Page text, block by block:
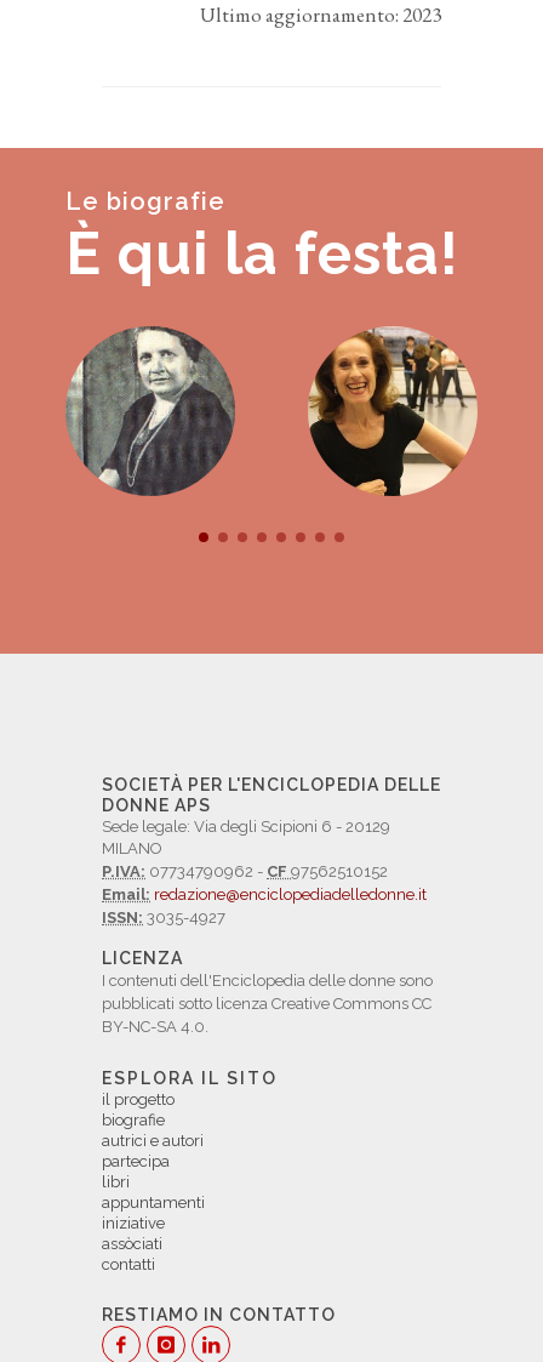
Ultimo aggiornamento: 2023
Le biografie
È qui la festa!
SOCIETÀ PER L'ENCICLOPEDIA DELLE
DONNE APS
Sede legale: Via degli Scipioni 6 - 20129
MILANO
P.IVA: 07734790962 - CF 97562510152
Email: redazione@enciclopediadelledonne.it
ISSN: 3035-4927
LICENZA
I contenuti dell'Enciclopedia delle donne sono
pubblicati sotto licenza Creative Commons CC
BY-NC-SA 4.0.
ESPLORA IL SITO
il progetto
biografie
autrici e autori
partecipa
libri
appuntamenti
iniziative
assòciati
contatti
RESTIAMO IN CONTATTO